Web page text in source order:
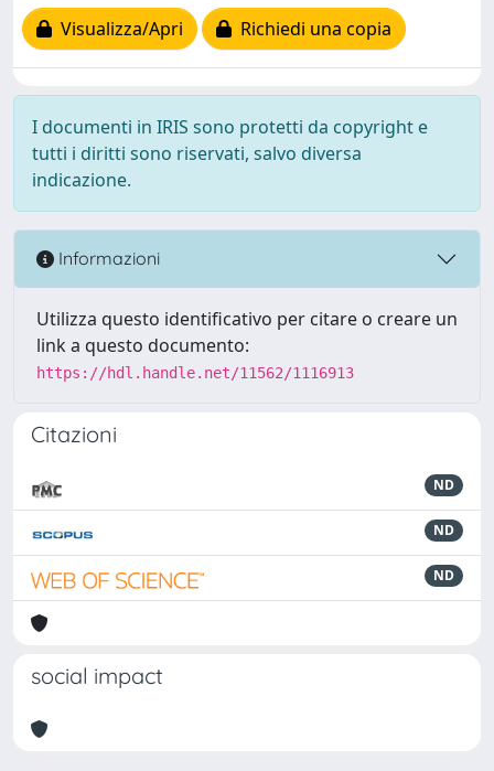
Visualizza/Apri
Richiedi una copia
I documenti in IRIS sono protetti da copyright e
tutti i diritti sono riservati, salvo diversa
indicazione.
Informazioni
Utilizza questo identificativo per citare o creare un
link a questo documento:
https://hdl.handle.net/11562/1116913
Citazioni
ND
ND
ND
social impact